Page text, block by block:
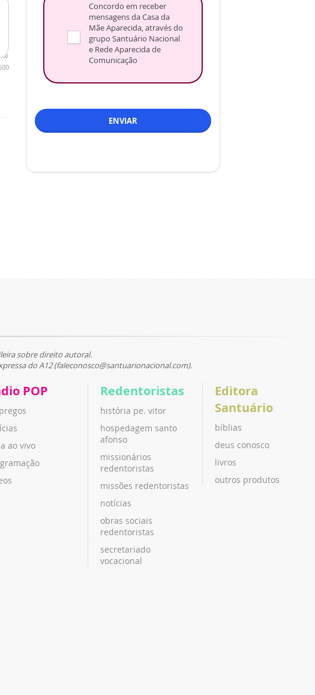
Concordo em receber
mensagens da Casa da
Mãe Aparecida, através do
grupo Santuário Nacional
e Rede Aparecida de
Comunicação
ENVIAR
sobre direito autoral.
do A12 (faleconosco@santuarionacional.com).
POP
ao vivo
Redentoristas
história pe. vitor
hospedagem santo
afonso
missionários
redentoristas
missões redentoristas
notícias
obras sociais
redentoristas
secretariado
vocacional
Editora
Santuário
bíblias
deus conosco
livros
outros produtos